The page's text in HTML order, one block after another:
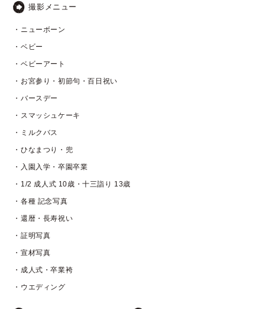
撮影メニュー
・ニューボーン
・ベビー
・ベビーアート
・お宮参り・初節句・百日祝い
・バースデー
・スマッシュケーキ
・ミルクバス
・ひなまつり・兜
・入園入学・卒園卒業
・1/2 成人式 10歳・十三詣り 13歳
・各種 記念写真
・還暦・長寿祝い
・証明写真
・宣材写真
・成人式・卒業袴
・ウエディング